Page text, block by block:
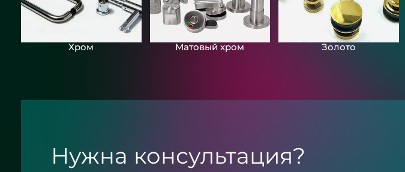
Хром Матовый хром Золото
Нужна консультация?